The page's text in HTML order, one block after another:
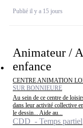
Publié il y a 15 jours
Animateur /
enfance
CENTRE ANIMATION
SUR BONNIEURE
Au sein de ce centre de
dans leur activité collective
le dessin... Aide au...
CDD - Temps partiel